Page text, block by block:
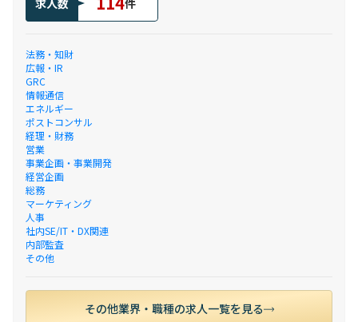
求人数 件
法務・知財
広報・IR
GRC
情報通信
エネルギー
ポストコンサル
経理・財務
営業
事業企画・事業開発
経営企画
総務
マーケティング
人事
社内SE/IT・DX関連
内部監査
その他
その他業界・職種の求人一覧を見る